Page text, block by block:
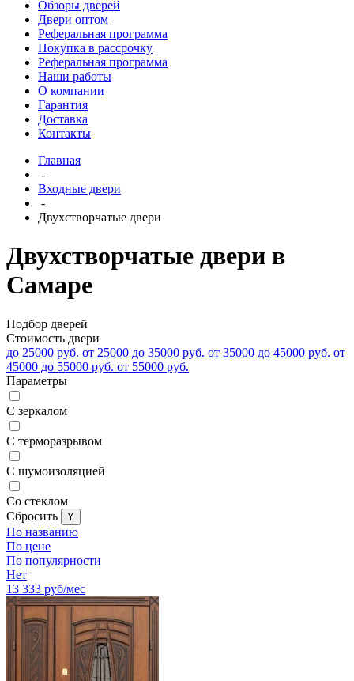
Обзоры дверей
Двери оптом
Реферальная программа
Покупка в рассрочку
Реферальная программа
Наши работы
О компании
Гарантия
Доставка
Контакты
Главная
-
Входные двери
-
Двухстворчатые двери
Двухстворчатые двери в
Самаре
Подбор дверей
Стоимость двери
до 25000 руб. от 25000 до 35000 руб. от 35000 до 45000 руб. от
45000 до 55000 руб. от 55000 руб.
Параметры
С зеркалом
С терморазрывом
С шумоизоляцией
Со стеклом
Cбросить
По названию
По цене
По популярности
Нет
13 333 руб/мес